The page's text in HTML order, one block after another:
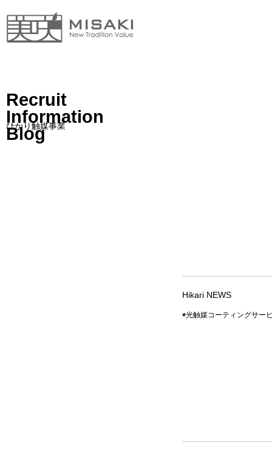
Recruit
Information
Blog
ひかり触媒事業
Hikari NEWS
◉光触媒コーティングサー